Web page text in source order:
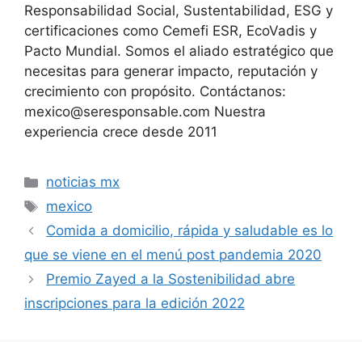
Responsabilidad Social, Sustentabilidad, ESG y
certificaciones como Cemefi ESR, EcoVadis y
Pacto Mundial. Somos el aliado estratégico que
necesitas para generar impacto, reputación y
crecimiento con propósito. Contáctanos:
mexico@seresponsable.com Nuestra
experiencia crece desde 2011
Categorías
noticias mx
Etiquetas
mexico
Comida a domicilio, rápida y saludable es lo
que se viene en el menú post pandemia 2020
Premio Zayed a la Sostenibilidad abre
inscripciones para la edición 2022